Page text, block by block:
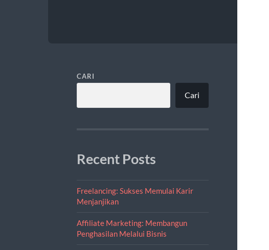
CARI
Cari
Recent Posts
Freelancing: Sukses Memulai Karir
Menjanjikan
Affiliate Marketing: Membangun
Penghasilan Melalui Bisnis